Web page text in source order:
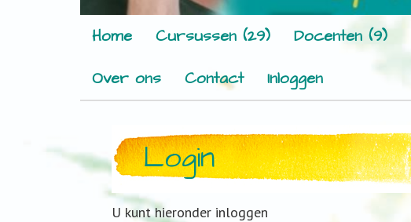
Home Cursussen (29) Docenten (9)
Over ons
Contact Inloggen
Login
U kunt hieronder inloggen